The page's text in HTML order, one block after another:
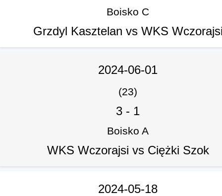
Boisko C
Grzdyl Kasztelan vs WKS
2024-06-01
(23)
3 - 1
Boisko A
WKS Wczorajsi vs Ciężki Szok
2024-05-18